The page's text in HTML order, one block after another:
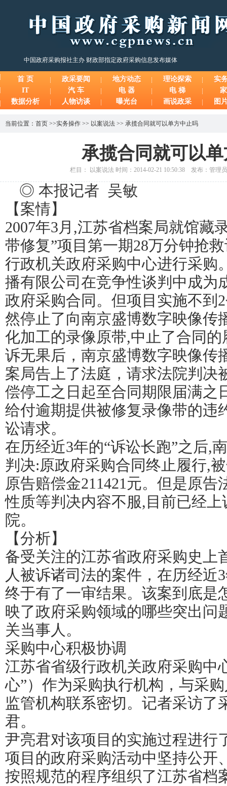
中国政府采购报社主办 财政部指定政府采购信息发布媒体
首 页 政采要闻 地方动态 理论探索
实
IT
汽 车 电 器 电 梯
数据分析
人物访谈 曝光台 画说政采 图
当前位置： 首页 >>实务操作 >> 以案说法 >> 承揽合同就可以单方中止吗
承揽合同就可以
栏目： 以案说法 时间：2014-02-21 10:50:38 发布：管理
◎ 本报记者 吴敏
【案情】
2007年3月,江苏省档案局就馆藏
带修复”项目第一期28万分钟抢
行政机关政府采购中心进行采购
播有限公司在竞争性谈判中成为
政府采购合同。但项目实施不到
然停止了向南京盛博数字映像传
化加工的录像原带,中止了合同
诉无果后，南京盛博数字映像传
案局告上了法庭，请求法院判决
偿停工之日起至合同期限届满之
给付逾期提供被修复录像带的违
讼请求。
在历经近3年的“诉讼长跑”之后,
判决:原政府采购合同终止履行,
原告赔偿金211421元。但是原
性质等判决内容不服,目前已经
院。
【分析】
备受关注的江苏省政府采购史上
人被诉诸司法的案件，在历经近
终于有了一审结果。该案到底是
映了政府采购领域的哪些突出问
关当事人。
采购中心积极协调
江苏省省级行政机关政府采购中
心”）作为采购执行机构，与采
监管机构联系密切。记者采访了
君。
尹亮君对该项目的实施过程进行
项目的政府采购活动中坚持公开
按照规范的程序组织了江苏省档